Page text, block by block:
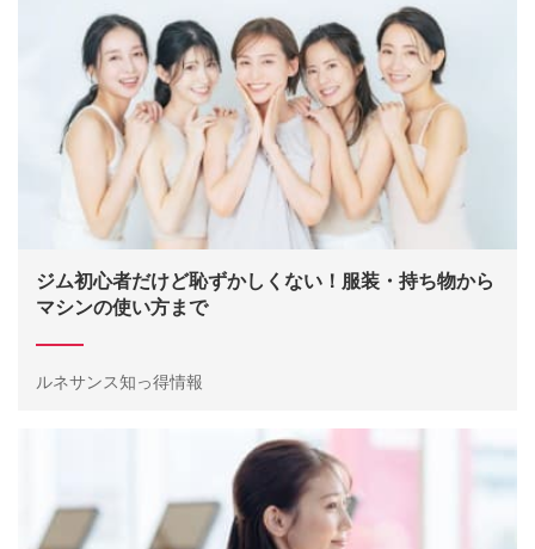
ジム初心者だけど恥ずかしくない！服装・持ち物から
マシンの使い方まで
ルネサンス知っ得情報